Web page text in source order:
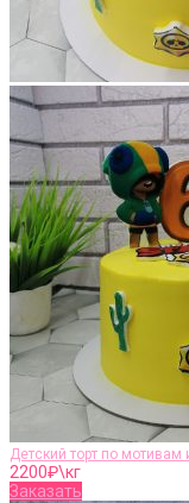
Детский торт по мотивам
2200₽\кг
Заказать